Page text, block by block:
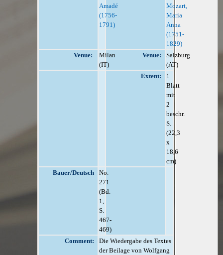
Amadé
(1756-
1791)
Mozart,
Maria
Anna
(1751-
1829)
Venue:
Milan
(IT)
Venue:
Salzburg
(AT)
Extent:
1
Blatt
mit
2
beschr.
S.
(22,3
x
18,6
cm)
Bauer/Deutsch
No.
271
(Bd.
1,
S.
467-
469)
Comment:
Die Wiedergabe des Textes
der Beilage von Wolfgang